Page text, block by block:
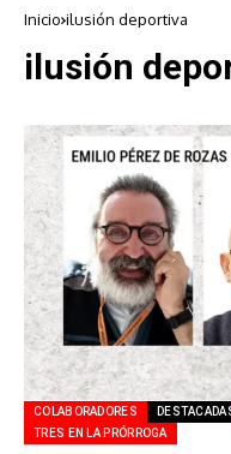
Inicio ilusión deportiva
ilusión
COLABORADORES
TRES EN LA PRÓRROGA